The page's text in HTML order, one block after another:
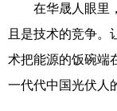
在华晟人眼里，
且是技术的竞争。
术把能源的饭碗端
一代代中国光伏人